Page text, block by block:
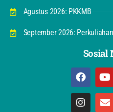
Agustus 2026: PKKMB
September 2026:
Sosial